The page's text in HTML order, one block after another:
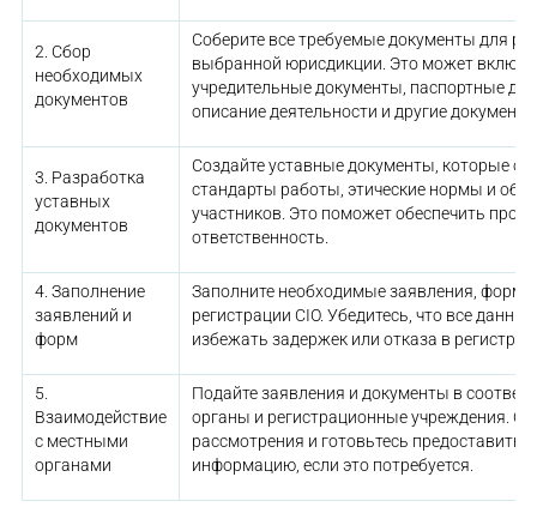
2. Сбор
необходимых
документов
Соберите все требуемые документы для
выбранной юрисдикции. Это может
учредительные документы, паспортные
описание деятельности и другие
3. Разработка
уставных
документов
Создайте уставные документы, которые
стандарты работы, этические нормы и
участников. Это поможет обеспечить
ответственность.
4. Заполнение
заявлений и
форм
Заполните необходимые заявления,
регистрации CIO. Убедитесь, что все
избежать задержек или отказа в
5.
Взаимодействие
с местными
органами
Подайте заявления и документы в
органы и регистрационные учреждения.
рассмотрения и готовьтесь предоставить
информацию, если это потребуется.